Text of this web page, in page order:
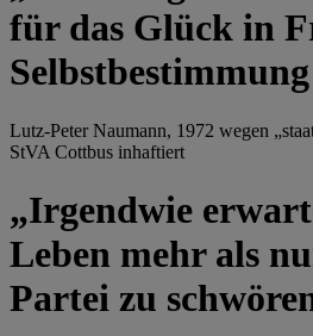
für das Glück in
Lutz-Peter Naumann, 1972 wegen
StVA Cottbus inhaftiert
„Irgendwie
Leben mehr als
Partei zu